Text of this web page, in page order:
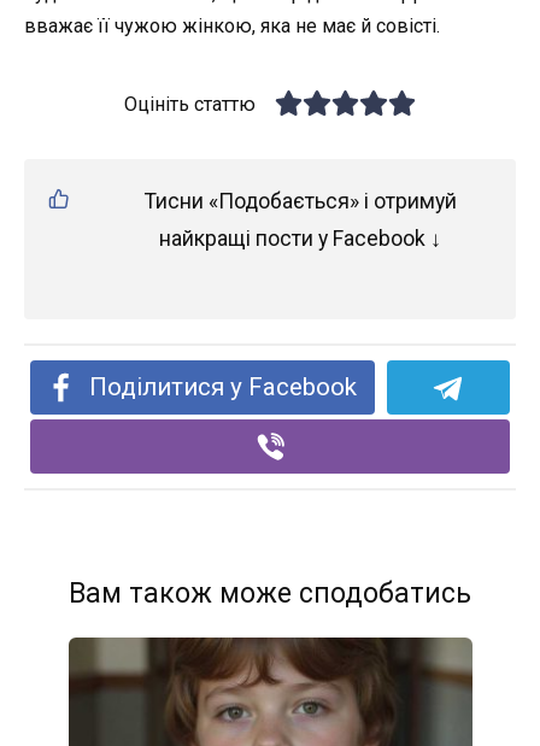
вважає її чужою жінкою, яка не має й совісті.
Оцініть статтю
Тисни «Подобається» і отримуй
найкращі пости у Facebook ↓
Поділитися у Facebook
Вам також може сподобатись